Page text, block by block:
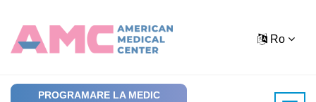
Ro
PROGRAMARE LA MEDIC